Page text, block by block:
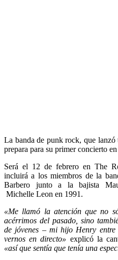
La banda de punk rock, que
prepara para su primer concierto
Será el 12 de febrero en The
incluirá a los miembros de la
Barbero junto a la bajista
Michelle Leon en 1991.
«Me llamó la atención que no
acérrimos del pasado, sino
de jóvenes – mi hijo Henry entre
vernos en directo» explicó la
«así que sentía que tenía una